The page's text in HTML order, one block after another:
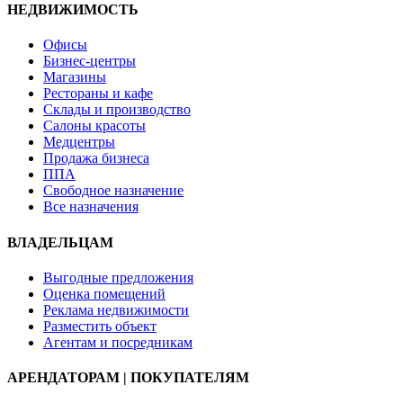
НЕДВИЖИМОСТЬ
Офисы
Бизнес-центры
Магазины
Рестораны и кафе
Склады и производство
Салоны красоты
Медцентры
Продажа бизнеса
ППА
Свободное назначение
Все назначения
ВЛАДЕЛЬЦАМ
Выгодные предложения
Оценка помещений
Реклама недвижимости
Разместить объект
Агентам и посредникам
АРЕНДАТОРАМ | ПОКУПАТЕЛЯМ